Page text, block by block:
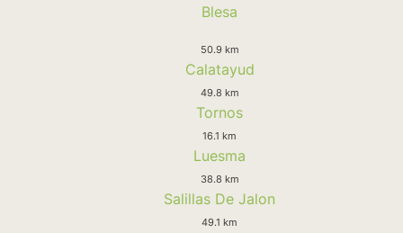
Blesa
50.9 km
Calatayud
49.8 km
Tornos
16.1 km
Luesma
38.8 km
Salillas De Jalon
49.1 km